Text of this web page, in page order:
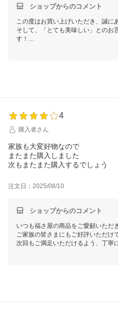
ショップからのコメント
この度はお買い上げいただき、誠に
そして、「とても美味しい」とのお
す！
これからもお客様に喜んでいただ
4
購入者さん
家族も大変好物なので
またまた購入しました
次もまたまた購入するでしょう
注文日：2025/08/10
ショップからのコメント
いつも福さ屋の商品をご愛顧いただ
ご家族の皆さまにもご好評いただけ
次回もご満足いただけるよう、丁寧